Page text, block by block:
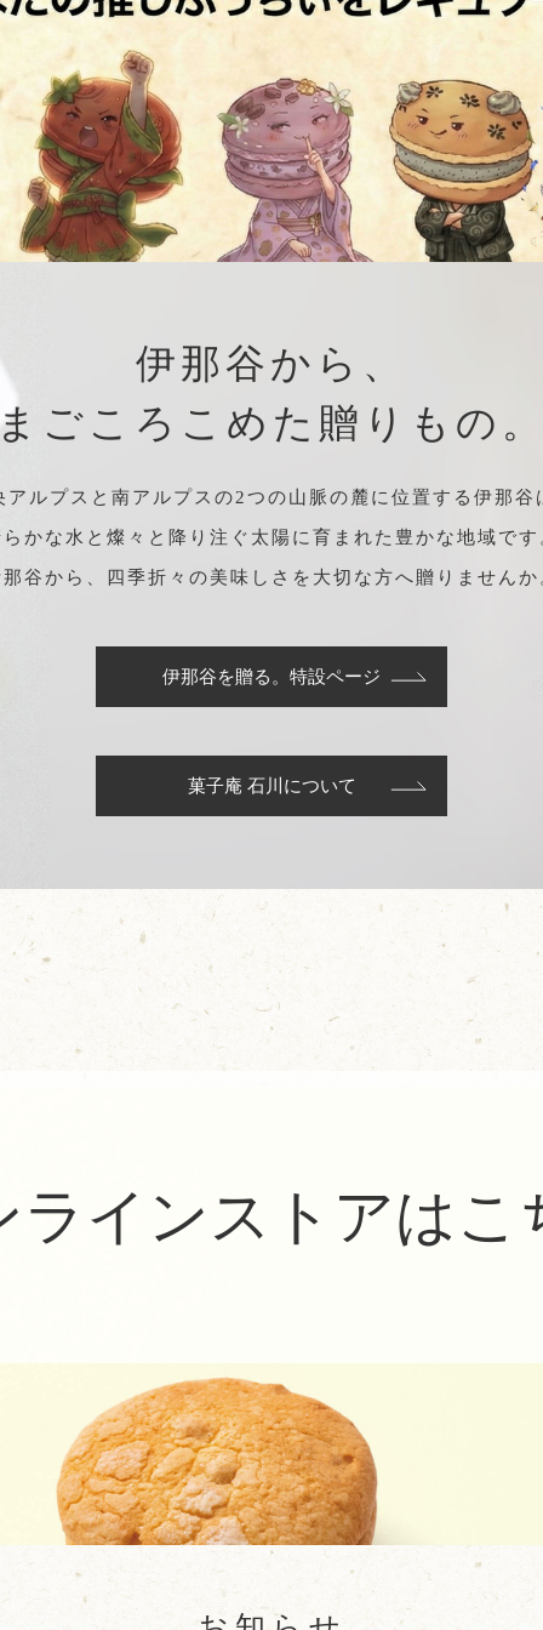
伊那谷から、
ごころこめた贈りもの
アルプスと南アルプスの2つの山脈の麓に位置する伊那谷
らかな水と燦々と降り注ぐ太陽に育まれた豊かな地域です
那谷から、四季折々の美味しさを大切な方へ贈りませんか
伊那谷を贈る。特設ページ
菓子庵 石川について
ラインストアはこ